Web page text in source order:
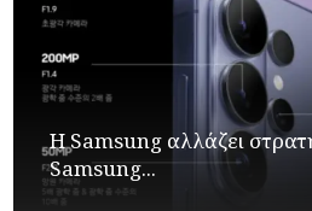
Η Samsung αλλάζει
Samsung...